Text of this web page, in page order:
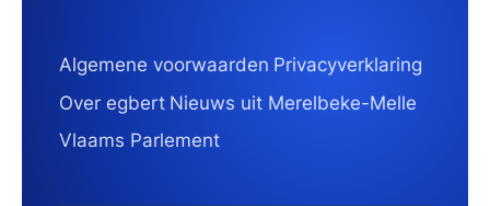
Algemene voorwaarden Privacyverklaring
Over egbert Nieuws uit Merelbeke-Melle
Vlaams Parlement